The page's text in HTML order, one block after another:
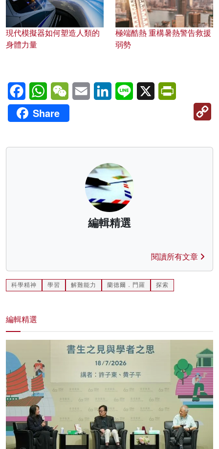
現代模擬器如何塑造人類的
身體力量
極端酷熱 重構暑熱警告救援
弱勢
FacebookWhatsAppWeChatEmail LinkedInLine X
Share
編輯精選
閱讀所有文章
科學精神 學習 解難能力 蘭德爾．門羅 探索
編輯精選